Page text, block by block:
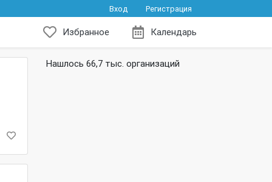
Вход Регистрация
Избранное Календарь
Нашлось 66,7 тыс. организаций